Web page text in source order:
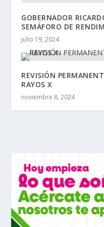
GOBERNADOR
SEMÁFORO DE
julio 19, 2024
REVISIÓN
RAYOS X
noviembre 8, 2024